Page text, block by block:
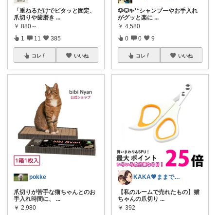
「重ねるだけでピタッと固定、
爪切りや歯磨き ...
￥ 880～
1 11 385
コレ いいね
pokke
爪切りが苦手な猫ちゃんとのお
手入れ時間に、
...
￥ 2,980
🐶🐱✨**シャンプーやお手入れ
がグッと楽に ...
￥ 4,580
0 0 9
コレ いいね
KAKA💖ままでもキレイでいたい
【私のルームで売れたもの】猫
ちゃんの爪切り ...
￥ 392